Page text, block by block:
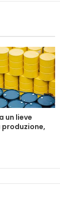
un lieve